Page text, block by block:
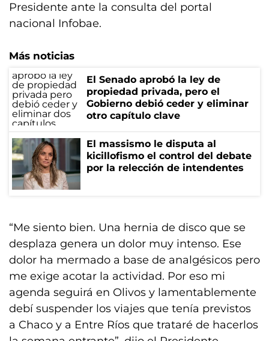
Presidente ante la consulta del portal
nacional Infobae.
Más noticias
El Senado aprobó la ley de
propiedad privada, pero el
Gobierno debió ceder y eliminar
otro capítulo clave
El massismo le disputa al
kicillofismo el control del debate
por la relección de intendentes
“Me siento bien. Una hernia de disco que se
desplaza genera un dolor muy intenso. Ese
dolor ha mermado a base de analgésicos pero
me exige acotar la actividad. Por eso mi
agenda seguirá en Olivos y lamentablemente
debí suspender los viajes que tenía previstos
a Chaco y a Entre Ríos que trataré de hacerlos